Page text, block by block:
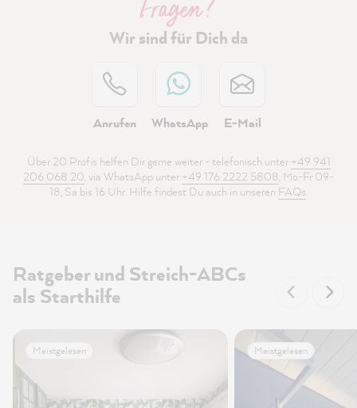
Fragen ?
Wir sind für Dich da
Anrufen WhatsApp E-Mail
Über 20 Profis helfen Dir gerne weiter - telefonisch unter +49 941
206 068 20, via WhatsApp unter +49 176 2222 5808, Mo-Fr 09-
18, Sa bis 16 Uhr. Hilfe findest Du auch in unseren FAQs.
Ratgeber und Streich-ABCs
als Starthilfe
Meistgelesen Meistgelesen